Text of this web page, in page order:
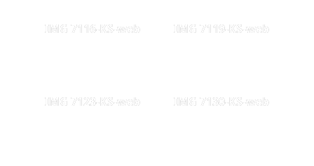
IMG 7116-KS-web IMG 7119-KS-web
IMG 7123-KS-web IMG 7130-KS-web